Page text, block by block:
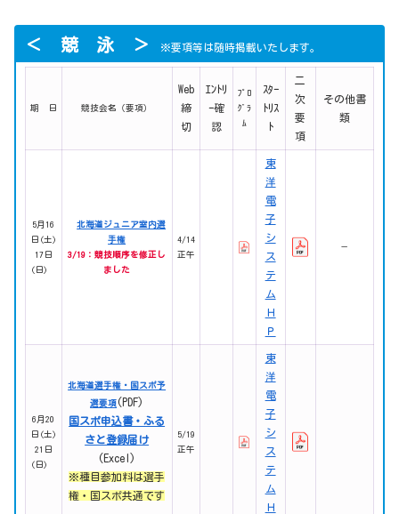
＜ 競 泳 ＞ ※要項等は随時掲載いたします。
期 日 競技会名（要項）
Web
締
切
ｴﾝﾄﾘ
ｰ確
認
ﾌﾟﾛ
ｸﾞﾗ
ﾑ
ｽﾀｰ
ﾄﾘｽ
ﾄ
二
次
要
項
その他書
類
5月16
日(土)
17日
(日)
北海道ジュニア室内選
手権
3/19：競技順序を修正し
ました
4/14
正午
東
洋
電
子
シ
ス
テ
ム
Ｈ
Ｐ
－
6月20
日(土)
21日
(日)
北海道選手権・国スポ予
選要項 (PDF)
国スポ申込書・ふる
さと登録届け
(Excel)
※種目参加料は選手
権・国スポ共通です
5/19
正午
東
洋
電
子
シ
ス
テ
ム
Ｈ